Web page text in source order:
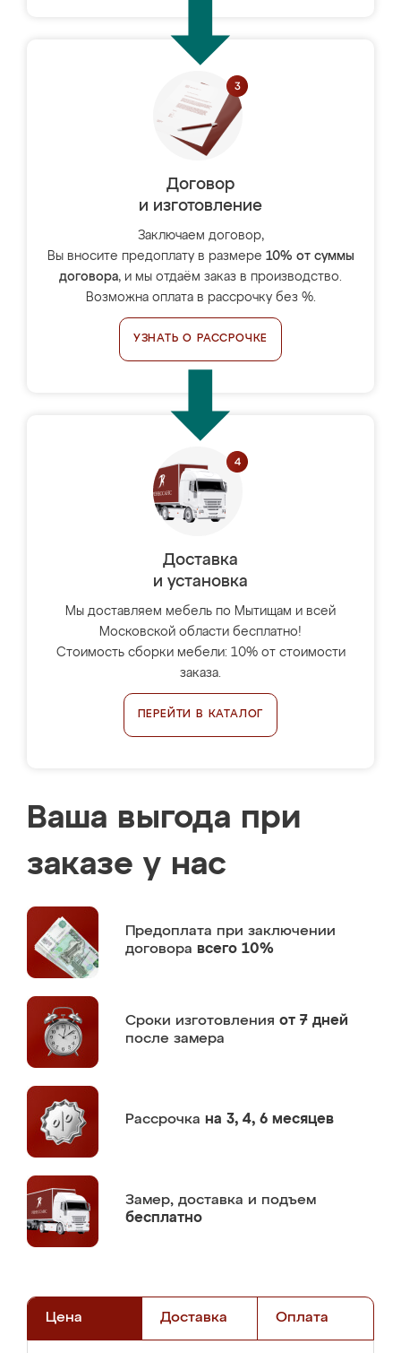
Договор
и изготовление
Заключаем договор,
Вы вносите предоплату в размере 10% от суммы
договора, и мы отдаём заказ в производство.
Возможна оплата в рассрочку без %.
УЗНАТЬ О РАССРОЧКЕ
Доставка
и установка
Мы доставляем мебель по Мытищам и всей
Московской области бесплатно!
Стоимость сборки мебели: 10% от стоимости
заказа.
ПЕРЕЙТИ В КАТАЛОГ
Ваша выгода при
заказе у нас
Предоплата при заключении
договора всего 10%
Сроки изготовления от 7 дней
после замера
Рассрочка на 3, 4, 6 месяцев
Замер, доставка и подъем
бесплатно
Цена Доставка Оплата